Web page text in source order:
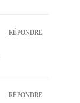
RÉPONDRE
RÉPONDRE